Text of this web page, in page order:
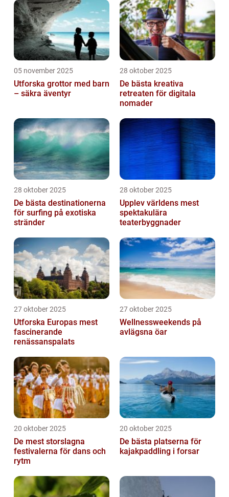
05 november 2025
Utforska grottor med barn
– säkra äventyr
28 oktober 2025
De bästa kreativa
retreaten för digitala
nomader
28 oktober 2025
De bästa destinationerna
för surfing på exotiska
stränder
28 oktober 2025
Upplev världens mest
spektakulära
teaterbyggnader
27 oktober 2025
Utforska Europas mest
fascinerande
renässanspalats
27 oktober 2025
Wellnessweekends på
avlägsna öar
20 oktober 2025
De mest storslagna
festivalerna för dans och
rytm
20 oktober 2025
De bästa platserna för
kajakpaddling i forsar